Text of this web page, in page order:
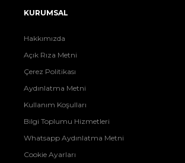
KURUMSAL
Hakkımızda
Açık Rıza Metni
Çerez Politikası
Aydınlatma Metni
Kullanım Koşulları
Bilgi Toplumu Hizmetleri
Whatsapp Aydınlatma Metni
Cookie Ayarları